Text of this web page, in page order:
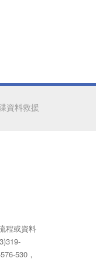
資料救援
程或資料
530，